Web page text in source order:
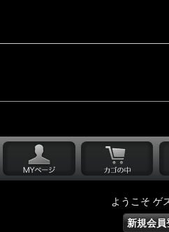
ようこそ ゲ
新規会員